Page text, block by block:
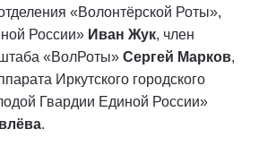
«Волонтёрской Роты»,
России» Иван Жук, член
«ВолРоты» Сергей Марков,
Иркутского городского
Гвардии Единой России»
.